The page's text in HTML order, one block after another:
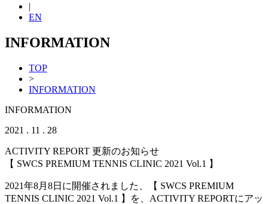
|
EN
INFORMATION
TOP
>
INFORMATION
INFORMATION
2021 . 11 . 28
ACTIVITY REPORT 更新のお知らせ
【 SWCS PREMIUM TENNIS CLINIC 2021 Vol.1 】
2021年8月8日に開催されました、【 SWCS PREMIUM
TENNIS CLINIC 2021 Vol.1 】を、ACTIVITY REPORTにアッ